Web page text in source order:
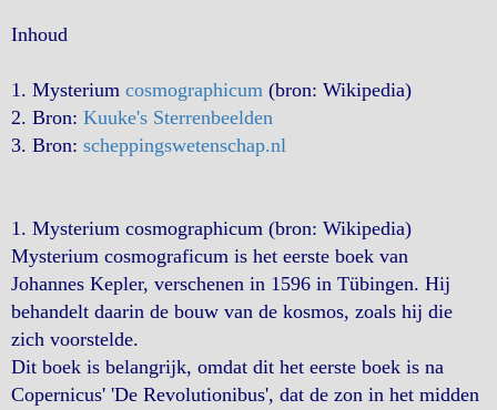
Inhoud
1. Mysterium cosmographicum (bron: Wikipedia)
2. Bron: Kuuke's Sterrenbeelden
3. Bron: scheppingswetenschap.nl
1. Mysterium cosmographicum (bron: Wikipedia)
Mysterium cosmograficum is het eerste boek van
Johannes Kepler, verschenen in 1596 in Tübingen. Hij
behandelt daarin de bouw van de kosmos, zoals hij die
zich voorstelde.
Dit boek is belangrijk, omdat dit het eerste boek is na
Copernicus' 'De Revolutionibus', dat de zon in het midden